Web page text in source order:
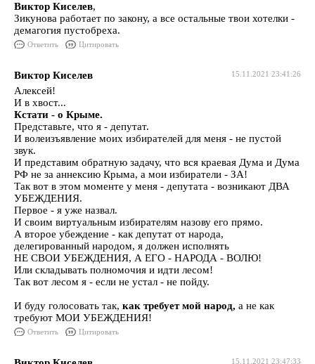
Виктор Киселев,
Зикунова работает по закону, а все остальные твои хотелки -
демагогия пустобреха.
Ответить Цитировать
15.11.2021 23:41:26
Виктор Киселев
Алексей!
И в хвост...
Кстати - о Крыме.
Представьте, что я - депутат.
И волеизъявление моих избирателей для меня - не пустой
звук.
И представим обратную задачу, что вся краевая Дума и Дума
РФ не за аннексию Крыма, а мои избиратели - ЗА!
Так вот в этом моменте у меня - депутата - возникают ДВА
УБЕЖДЕНИЯ.
Первое - я уже назвал.
И своим виртуальным избирателям назову его прямо.
А второе убеждение - как депутат от народа,
делегированный народом, я должен исполнять
НЕ СВОИ УБЕЖДЕНИЯ, А ЕГО - НАРОДА - ВОЛЮ!
Или складывать полномочия и идти лесом!
Так вот лесом я - если не устал - не пойду.
И буду голосовать так, как требует мой народ, а не как
требуют МОИ УБЕЖДЕНИЯ!
Ответить Цитировать
15.11.2021 23:47:33